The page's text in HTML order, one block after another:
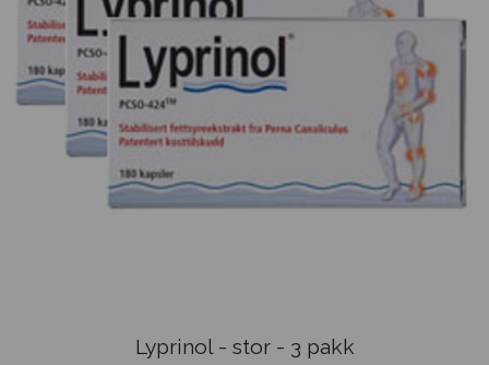
Lyprinol - stor - 3 pakk